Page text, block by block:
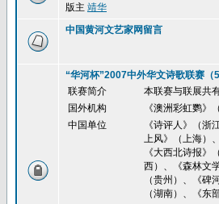
版主 靖华
中国黄河文艺家网留言
“华河杯”2007中外华文诗歌联赛（
联赛简介
本联赛与联展共
国外机构
《澳洲彩虹鹦
中国单位
《诗评人》（
上风》（上海）
《大西北诗报
西）、《森林文
（贵州）、《
（湖南）、《